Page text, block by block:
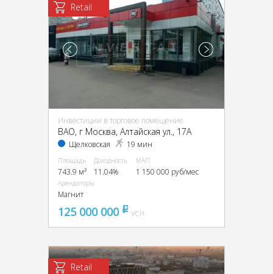
Retail
Инвестиции в торговое помещение
ВАО, г Москва, Алтайская ул., 17А
Щелковская 19 мин
Площадь
743.9 м²
Доходность
11.04%
МАП
1 150 000 руб/мес
Арендаторы
Магнит
125 000 000 pуб
УСН
Retail